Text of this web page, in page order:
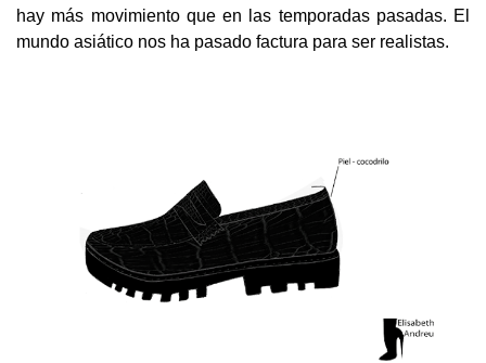
hay más movimiento que en las temporadas pasadas. El
mundo asiático nos ha pasado factura para ser realistas.